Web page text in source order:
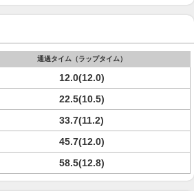
通過タイム（ラップタイム）
12.0(12.0)
22.5(10.5)
33.7(11.2)
45.7(12.0)
58.5(12.8)